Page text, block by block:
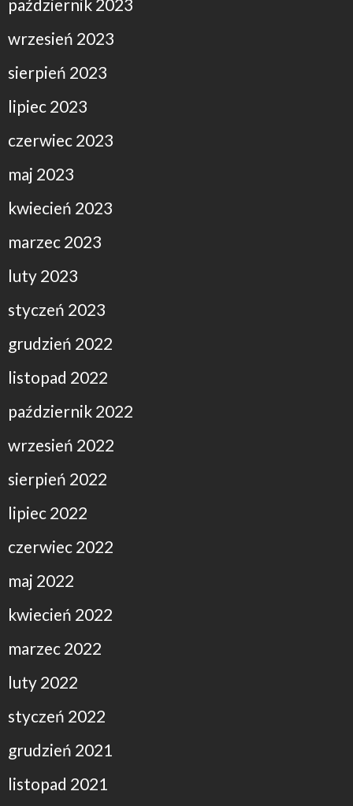
październik 2023
wrzesień 2023
sierpień 2023
lipiec 2023
czerwiec 2023
maj 2023
kwiecień 2023
marzec 2023
luty 2023
styczeń 2023
grudzień 2022
listopad 2022
październik 2022
wrzesień 2022
sierpień 2022
lipiec 2022
czerwiec 2022
maj 2022
kwiecień 2022
marzec 2022
luty 2022
styczeń 2022
grudzień 2021
listopad 2021